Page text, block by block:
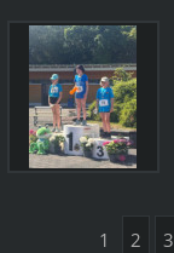
1 2 3